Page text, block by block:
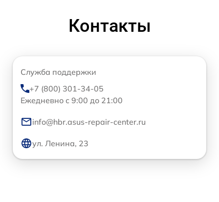
Контакты
Служба поддержки
+7 (800) 301-34-05
Ежедневно с 9:00 до 21:00
info@hbr.asus-repair-center.ru
ул. Ленина, 23